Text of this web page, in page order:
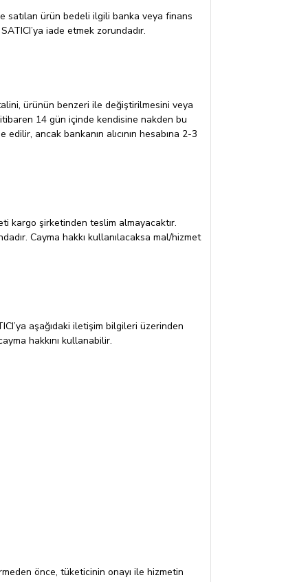
satılan ürün bedeli ilgili banka veya finans
iade etmek zorundadır.
ürünün benzeri ile değiştirilmesini veya
14 gün içinde kendisine nakden bu
ancak bankanın alıcının hesabına 2-3
kargo şirketinden teslim almayacaktır.
Cayma hakkı kullanılacaksa mal/hizmet
aşağıdaki iletişim bilgileri üzerinden
hakkını kullanabilir.
önce, tüketicinin onayı ile hizmetin